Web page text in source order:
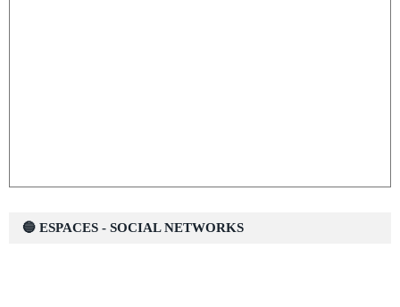
🔵 ESPACES - SOCIAL NETWORKS